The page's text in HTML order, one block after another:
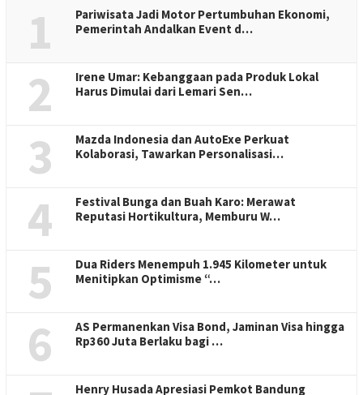
1
Pariwisata Jadi Motor Pertumbuhan Ekonomi,
Pemerintah Andalkan Event d…
2
Irene Umar: Kebanggaan pada Produk Lokal
Harus Dimulai dari Lemari Sen…
3
Mazda Indonesia dan AutoExe Perkuat
Kolaborasi, Tawarkan Personalisasi…
4
Festival Bunga dan Buah Karo: Merawat
Reputasi Hortikultura, Memburu W…
5
Dua Riders Menempuh 1.945 Kilometer untuk
Menitipkan Optimisme “…
6
AS Permanenkan Visa Bond, Jaminan Visa hingga
Rp360 Juta Berlaku bagi …
Henry Husada Apresiasi Pemkot Bandung